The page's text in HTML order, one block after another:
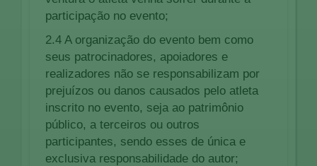
participação no evento;
2.4 A organização do evento bem como
seus patrocinadores, apoiadores e
realizadores não se responsabilizam por
prejuízos ou danos causados pelo atleta
inscrito no evento, seja ao patrimônio
público, a terceiros ou outros
participantes, sendo esses de única e
exclusiva responsabilidade do autor;